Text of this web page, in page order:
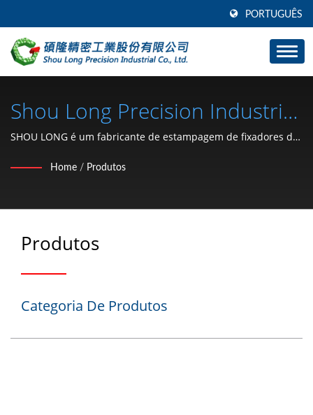
PORTUGUÊS
Shou Long Precision Industrial
Co., Ltd.
SHOU LONG é um fabricante de estampagem de fixadores de
Home / Produtos
Produtos
Categoria De Produtos